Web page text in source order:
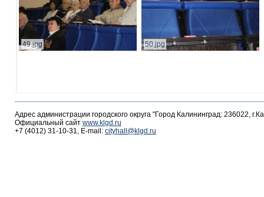
49.jpg 50.jpg
Адрес администрации городского округа "Город Калининград: 236022,
Официальный сайт www.klgd.ru
+7 (4012) 31-10-31, E-mail: cityhall@klgd.ru